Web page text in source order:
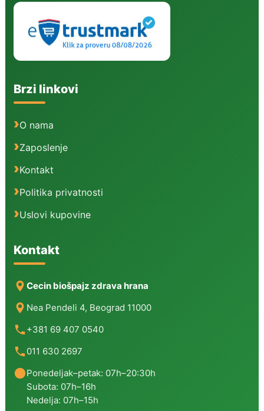
Brzi linkovi
O nama
Zaposlenje
Kontakt
Politika privatnosti
Uslovi kupovine
Kontakt
Cecin biošpajz zdrava hrana
Nea Pendeli 4, Beograd 11000
+381 69 407 0540
011 630 2697
Ponedeljak–petak: 07h–20:30h
Subota: 07h–16h
Nedelja: 07h–15h